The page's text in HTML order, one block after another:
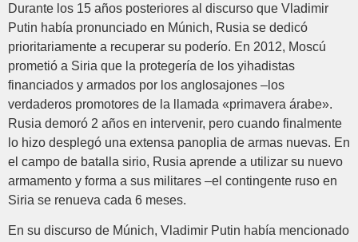
Durante los 15 años posteriores al discurso que Vladimir
Putin había pronunciado en Múnich, Rusia se dedicó
prioritariamente a recuperar su poderío. En 2012, Moscú
prometió a Siria que la protegería de los yihadistas
financiados y armados por los anglosajones –los
verdaderos promotores de la llamada «primavera árabe».
Rusia demoró 2 años en intervenir, pero cuando finalmente
lo hizo desplegó una extensa panoplia de armas nuevas. En
el campo de batalla sirio, Rusia aprende a utilizar su nuevo
armamento y forma a sus militares –el contingente ruso en
Siria se renueva cada 6 meses.
En su discurso de Múnich, Vladimir Putin había mencionado